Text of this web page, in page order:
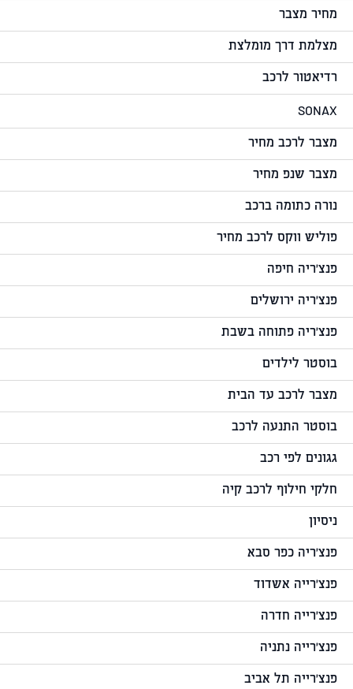
מחיר מצבר
מצלמת דרך מומלצת
רדיאטור לרכב
SONAX
מצבר לרכב מחיר
מצבר שנפ מחיר
נורה כתומה ברכב
פוליש ווקס לרכב מחיר
פנצ'ריה חיפה
פנצ'ריה ירושלים
פנצ'ריה פתוחה בשבת
בוסטר לילדים
מצבר לרכב עד הבית
בוסטר התנעה לרכב
גגונים לפי רכב
חלקי חילוף לרכב קיה
ניסיון
פנצ'ריה כפר סבא
פנצ'רייה אשדוד
פנצ'רייה חדרה
פנצ'רייה נתניה
פנצ'רייה תל אביב